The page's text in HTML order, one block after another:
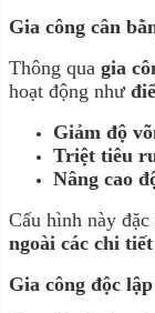
Gia công cân
Thông qua gia
hoạt động như
Giảm độ
Triệt tiêu
Nâng cao
Cấu hình này
ngoài các chi
Gia công độc